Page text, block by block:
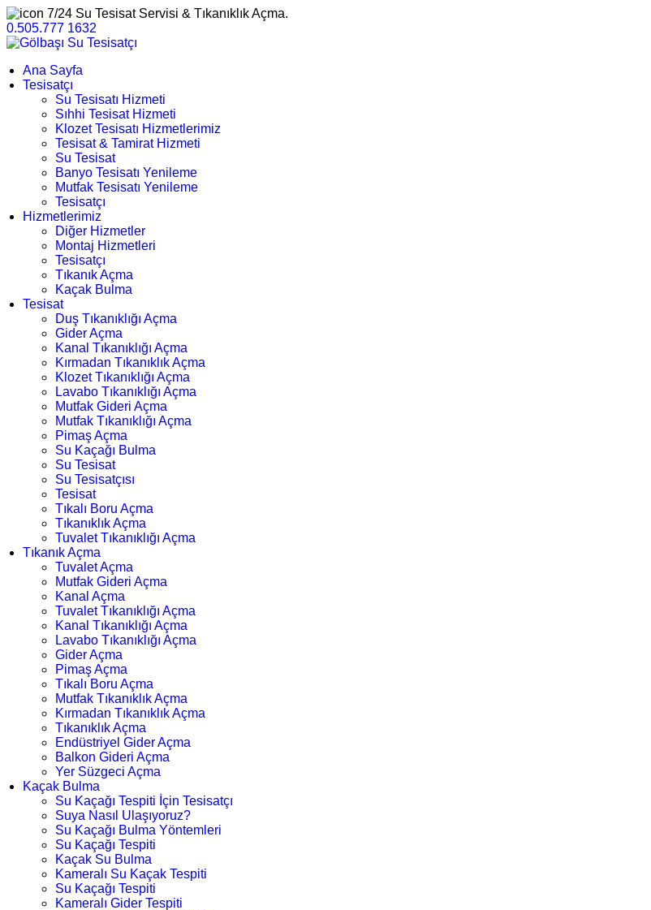
7/24 Su Tesisat Servisi & Tıkanıklık Açma.
0.505.777 1632
Ana Sayfa
Tesisatçı
Su Tesisatı Hizmeti
Sıhhi Tesisat Hizmeti
Klozet Tesisatı Hizmetlerimiz
Tesisat & Tamirat Hizmeti
Su Tesisat
Banyo Tesisatı Yenileme
Mutfak Tesisatı Yenileme
Tesisatçı
Hizmetlerimiz
Diğer Hizmetler
Montaj Hizmetleri
Tesisatçı
Tıkanık Açma
Kaçak Bulma
Tesisat
Duş Tıkanıklığı Açma
Gider Açma
Kanal Tıkanıklığı Açma
Kırmadan Tıkanıklık Açma
Klozet Tıkanıklığı Açma
Lavabo Tıkanıklığı Açma
Mutfak Gideri Açma
Mutfak Tıkanıklığı Açma
Pimaş Açma
Su Kaçağı Bulma
Su Tesisat
Su Tesisatçısı
Tesisat
Tıkalı Boru Açma
Tıkanıklık Açma
Tuvalet Tıkanıklığı Açma
Tıkanık Açma
Tuvalet Açma
Mutfak Gideri Açma
Kanal Açma
Tuvalet Tıkanıklığı Açma
Kanal Tıkanıklığı Açma
Lavabo Tıkanıklığı Açma
Gider Açma
Pimaş Açma
Tıkalı Boru Açma
Mutfak Tıkanıklık Açma
Kırmadan Tıkanıklık Açma
Tıkanıklık Açma
Endüstriyel Gider Açma
Balkon Gideri Açma
Yer Süzgeci Açma
Kaçak Bulma
Su Kaçağı Tespiti İçin Tesisatçı
Suya Nasıl Ulaşıyoruz?
Su Kaçağı Bulma Yöntemleri
Su Kaçağı Tespiti
Kaçak Su Bulma
Kameralı Su Kaçak Tespiti
Su Kaçağı Tespiti
Kameralı Gider Tespiti